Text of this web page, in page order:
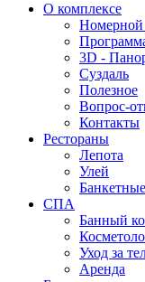
О комплексе
3D -
Суздаль
Полезное
Вопрос-
Контакты
Рестораны
Лепота
Улей
СПА
Банный
Уход за
Аренда